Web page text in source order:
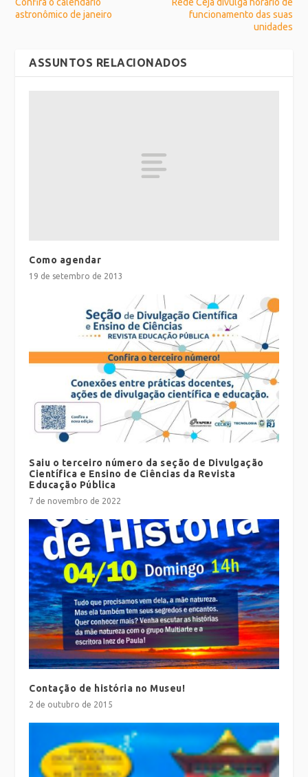
astronômico de janeiro
funcionamento das suas
unidades
ASSUNTOS RELACIONADOS
Como agendar
19 de setembro de 2013
Saiu o terceiro número da seção de Divulgação
Científica e Ensino de Ciências da Revista
Educação Pública
7 de novembro de 2022
Contação de história no Museu!
2 de outubro de 2015